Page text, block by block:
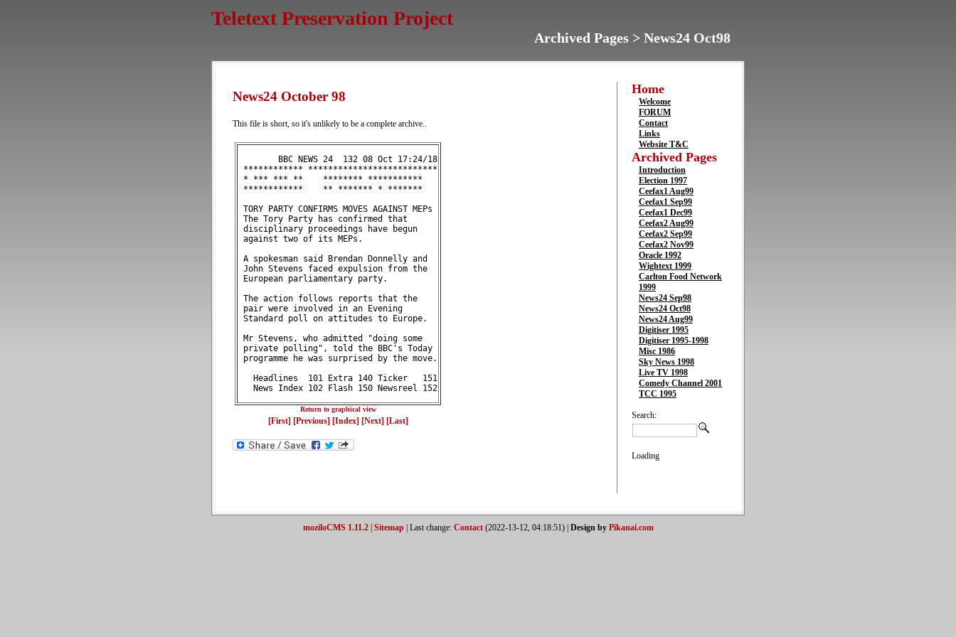
Teletext Preservation Project
Archived Pages > News24 Oct98
News24 October 98
This file is short, so it's unlikely to be a complete archive..
BBC NEWS 24  132 08 Oct 17:24/18
************ **************************
* *** *** **    ******** ***********
************    ** ******* * *******
TORY PARTY CONFIRMS MOVES AGAINST MEPs
The Tory Party has confirmed that
disciplinary proceedings have begun
against two of its MEPs.
A spokesman said Brendan Donnelly and
John Stevens faced expulsion from the
European parliamentary party.
The action follows reports that the
pair were involved in an Evening
Standard poll on attitudes to Europe.
Mr Stevens, who admitted "doing some
private polling", told the BBC's Today
programme he was surprised by the move.
Headlines  101 Extra 140 Ticker   151
News Index 102 Flash 150 Newsreel 152
Return to graphical view
[First] [Previous] [Index] [Next] [Last]
Home
Welcome
FORUM
Contact
Links
Website T&C
Archived Pages
Introduction
Election 1997
Ceefax1 Aug99
Ceefax1 Sep99
Ceefax1 Dec99
Ceefax2 Aug99
Ceefax2 Sep99
Ceefax2 Nov99
Oracle 1992
Wightext 1999
Carlton Food Network
1999
News24 Sep98
News24 Oct98
News24 Aug99
Digitiser 1995
Digitiser 1995-1998
Misc 1986
Sky News 1998
Live TV 1998
Comedy Channel 2001
TCC 1995
Search:
Loading
moziloCMS 1.11.2| Sitemap| Last change: Contact(2022-13-12, 04:18:51) | Design by Pikanai.com